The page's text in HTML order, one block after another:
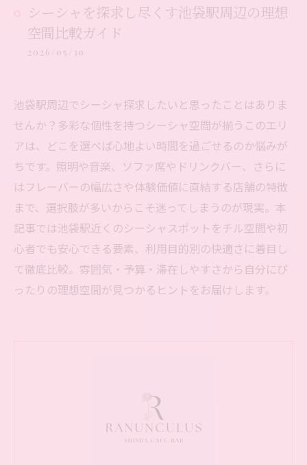
シーシャを探求し尽くす池袋駅周辺の理想
空間比較ガイド
2026/05/30
池袋駅周辺でシーシャ探求したいと思ったことはありま
せんか？多彩な個性を持つシーシャ空間が揃うこのエリ
アは、どこを選べば心地よい時間を過ごせるのか悩みが
ちです。照明や音楽、ソファ席やドリンクバー、さらに
はフレーバーの幅広さや体験価値に直結する店舗の特徴
まで、選択肢が多いからこそ迷ってしまうのが現実。本
記事では池袋駅近くのシーシャスポットをチル空間や初
心者でも安心できる要素、利用目的別の快適さに着目し
て徹底比較。雰囲気・予算・滞在しやすさから自分にぴ
ったりの理想空間が見つかるヒントをお届けします。